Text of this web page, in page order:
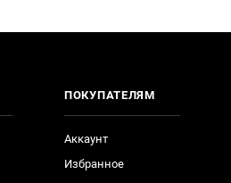
ПОКУПАТЕЛЯМ
Аккаунт
Избранное